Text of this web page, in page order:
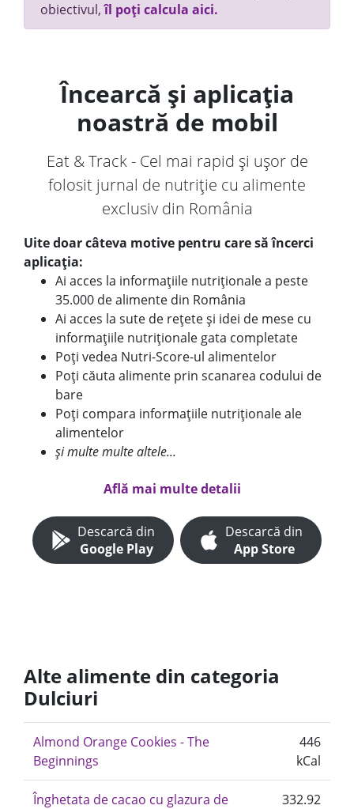
obiectivul,îl poți calcula aici.
Încearcă și aplicația
noastră de mobil
Eat & Track - Cel mai rapid și ușor de
folosit jurnal de nutriție cu alimente
exclusiv din România
Uite doar câteva motive pentru care să încerci
aplicația:
Ai acces la informațiile nutriționale a peste
35.000 de alimente din România
Ai acces la sute de rețete și idei de mese cu
informațiile nutriționale gata completate
Poți vedea Nutri-Score-ul alimentelor
Poți căuta alimente prin scanarea codului de
bare
Poți compara informațiile nutriționale ale
alimentelor
și multe multe altele...
Află mai multe detalii
Descarcă din
Google Play
Descarcă din
App Store
Alte alimente din categoria
Dulciuri
Almond Orange Cookies - The
Beginnings
446
kCal
Înghetata de cacao cu glazura de
332.92